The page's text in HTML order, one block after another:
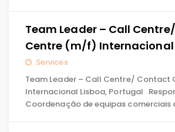
Team Leader – Call
Centre (m/f) Internacional
Services
Team Leader – Call Centre/
Internacional Lisboa, Portugal
Coordenação de equipas comerciais